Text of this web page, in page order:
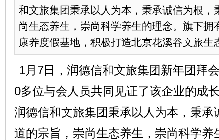
和文旅集团秉承以人为本，秉承诚信为根，
尚生态养生，崇尚科学养生的理念。旗下拥
康养度假基地，积极打造北京花溪谷文旅生
1月7日，润德信和文旅集团新年团拜
0多位与会人员共同见证了该企业的成
润德信和文旅集团秉承以人为本，秉承
道的宗旨，崇尚生态养生，崇尚科学养